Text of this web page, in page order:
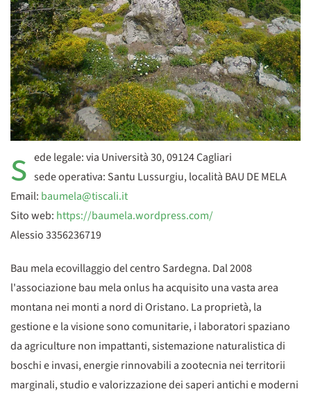
s ede legale: via Università 30, 09124 Cagliari
sede operativa: Santu Lussurgiu, località BAU DE MELA
Email: baumela@tiscali.it
Sito web: https://baumela.wordpress.com/
Alessio 3356236719
Bau mela ecovillaggio del centro Sardegna. Dal 2008
l'associazione bau mela onlus ha acquisito una vasta area
montana nei monti a nord di Oristano. La proprietà, la
gestione e la visione sono comunitarie, i laboratori spaziano
da agriculture non impattanti, sistemazione naturalistica di
boschi e invasi, energie rinnovabili a zootecnia nei territorii
marginali, studio e valorizzazione dei saperi antichi e moderni